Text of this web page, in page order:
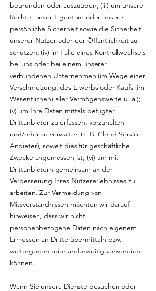
begründen oder auszuüben; (iii) um unsere
Rechte, unser Eigentum oder unsere
persönliche Sicherheit sowie die Sicherheit
unserer Nutzer oder der Öffentlichkeit zu
schützen; (iv) im Falle eines Kontrollwechsels
bei uns oder bei einem unserer
verbundenen Unternehmen (im Wege einer
Verschmelzung, des Erwerbs oder Kaufs (im
Wesentlichen) aller Vermögenswerte u. a.);
(v) um Ihre Daten mittels befugter
Drittanbieter zu erfassen, vorzuhalten
und/oder zu verwalten (z. B. Cloud-Service-
Anbieter), soweit dies für geschäftliche
Zwecke angemessen ist; (vi) um mit
Drittanbietern gemeinsam an der
Verbesserung Ihres Nutzererlebnisses zu
arbeiten. Zur Vermeidung von
Missverständnissen möchten wir darauf
hinweisen, dass wir nicht
personenbezogene Daten nach eigenem
Ermessen an Dritte übermitteln bzw.
weitergeben oder anderweitig verwenden
können.
Wenn Sie unsere Dienste besuchen oder